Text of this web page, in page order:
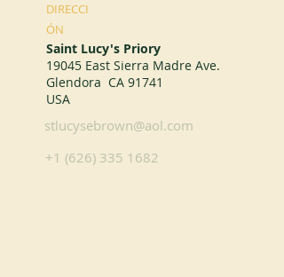
DIRECCI
ÓN
Saint Lucy's Priory
19045 East Sierra Madre Ave.
Glendora CA 91741
USA
stlucysebrown@aol.com
+1 (626) 335 1682